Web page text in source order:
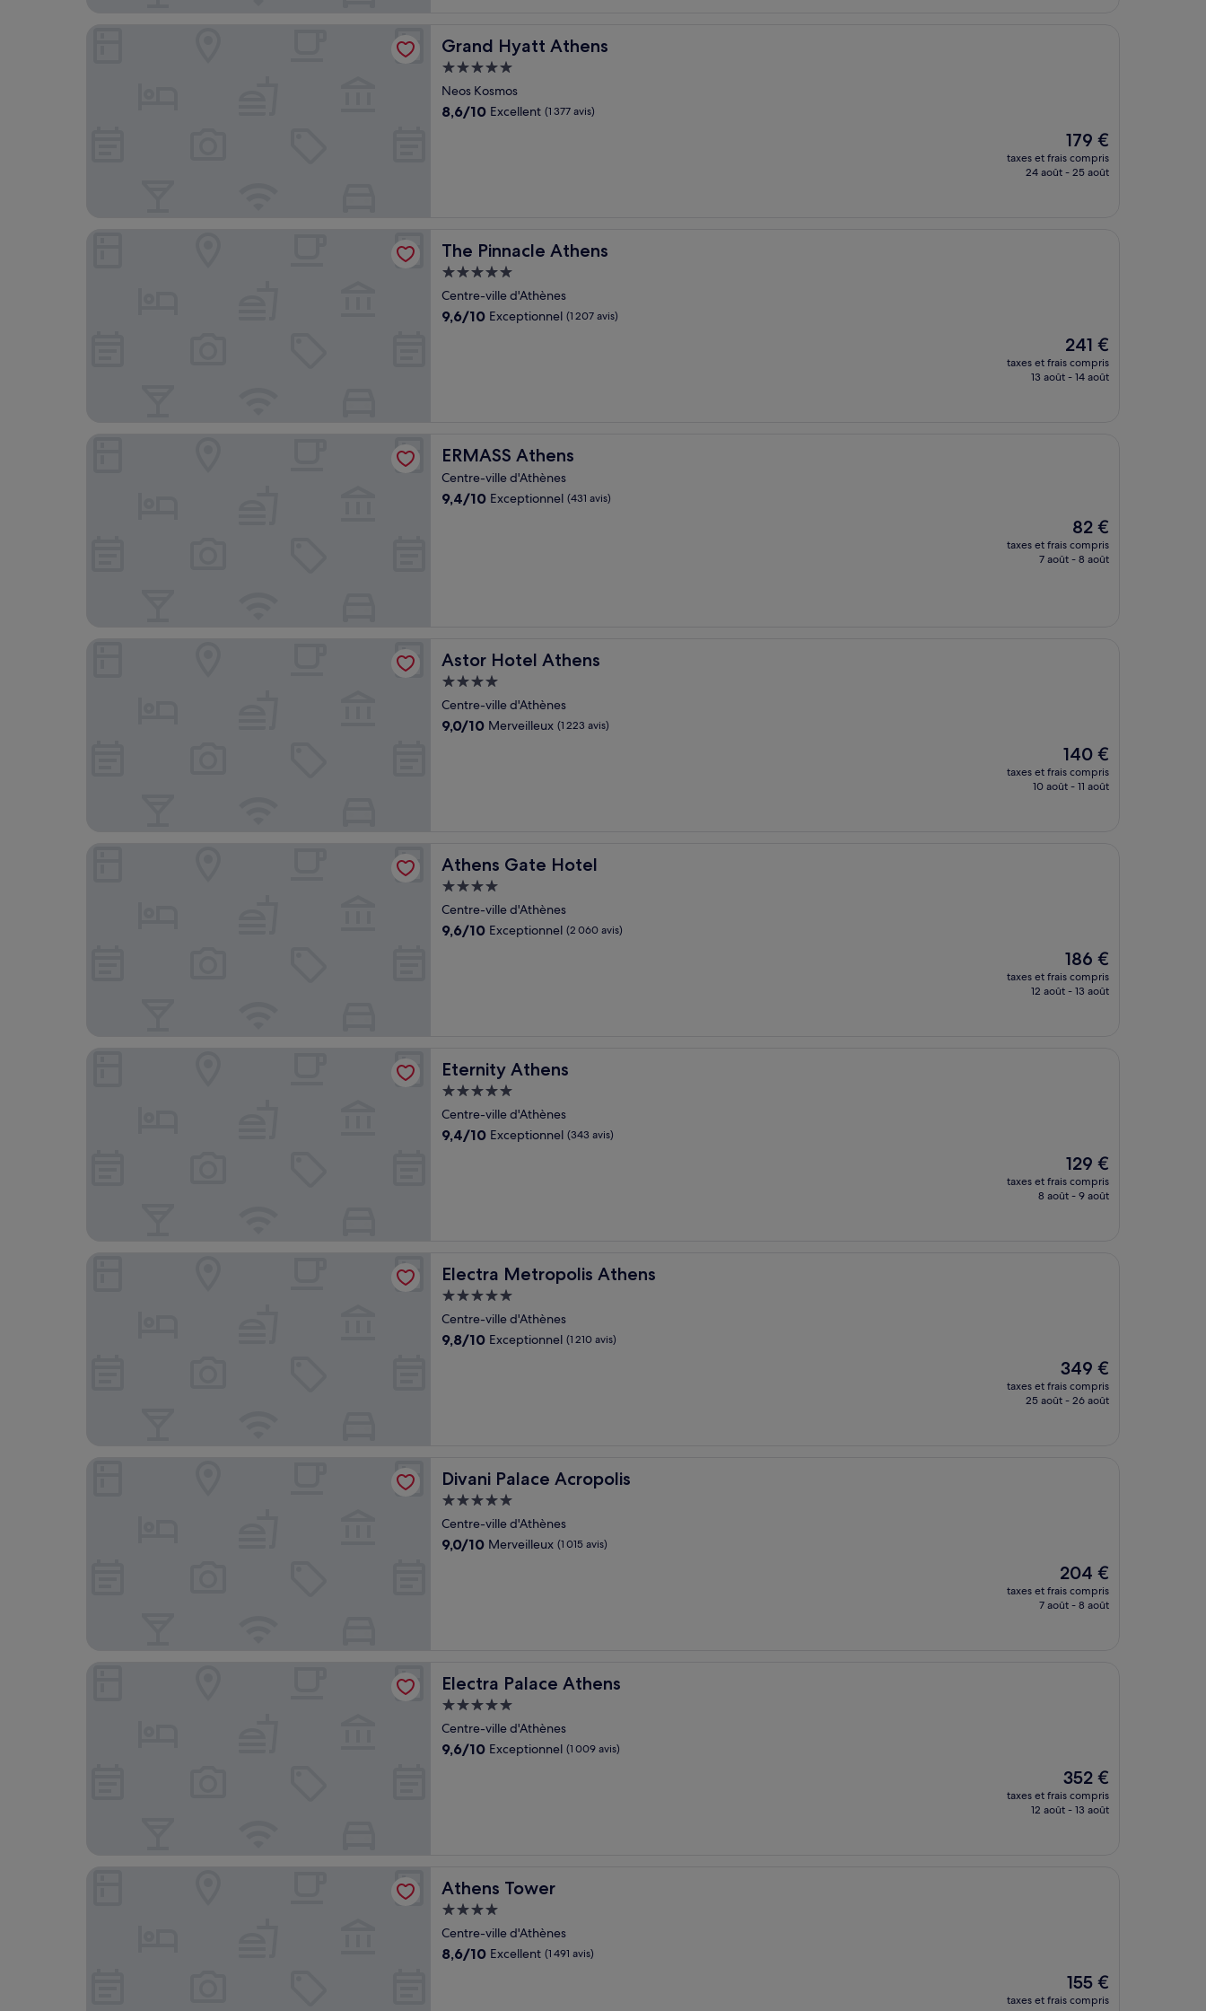
Grand Hyatt Athens
Grand Hyatt Athens
Hébergement
5.0 étoiles
Neos Kosmos
8.6
8,6/10 Excellent (1 377 avis)
Le
nouveau
prix
179 €
taxes et frais compris
24 août - 25 août
The Pinnacle Athens
The Pinnacle Athens
Hébergement
5.0 étoiles
Centre-ville d'Athènes
9.6
9,6/10 Exceptionnel (1 207 avis)
Le
nouveau
prix
241 €
taxes et frais compris
13 août - 14 août
ERMASS Athens
ERMASS Athens
Centre-ville d'Athènes
9.4
9,4/10 Exceptionnel (431 avis)
Le
nouveau
prix
82 €
taxes et frais compris
7 août - 8 août
Astor Hotel Athens
Astor Hotel Athens
Hébergement
4.0 étoiles
Centre-ville d'Athènes
9.0
9,0/10 Merveilleux (1 223 avis)
Le
nouveau
prix
140 €
taxes et frais compris
10 août - 11 août
Athens Gate Hotel
Athens Gate Hotel
Hébergement
4.0 étoiles
Centre-ville d'Athènes
9.6
9,6/10 Exceptionnel (2 060 avis)
Le
nouveau
prix
186 €
taxes et frais compris
12 août - 13 août
Eternity Athens
Eternity Athens
Hébergement
5.0 étoiles
Centre-ville d'Athènes
9.4
9,4/10 Exceptionnel (343 avis)
Le
nouveau
prix
129 €
taxes et frais compris
8 août - 9 août
Electra Metropolis Athens
Electra Metropolis Athens
Hébergement
5.0 étoiles
Centre-ville d'Athènes
9.8
9,8/10 Exceptionnel (1 210 avis)
Le
nouveau
prix
349 €
taxes et frais compris
25 août - 26 août
Divani Palace Acropolis
Divani Palace Acropolis
Hébergement
5.0 étoiles
Centre-ville d'Athènes
9.0
9,0/10 Merveilleux (1 015 avis)
Le
nouveau
prix
204 €
taxes et frais compris
7 août - 8 août
Electra Palace Athens
Electra Palace Athens
Hébergement
5.0 étoiles
Centre-ville d'Athènes
9.6
9,6/10 Exceptionnel (1 009 avis)
Le
nouveau
prix
352 €
taxes et frais compris
12 août - 13 août
Athens Tower
Athens Tower
Hébergement
4.0 étoiles
Centre-ville d'Athènes
8.6
8,6/10 Excellent (1 491 avis)
Le
nouveau
155 €
taxes et frais compris